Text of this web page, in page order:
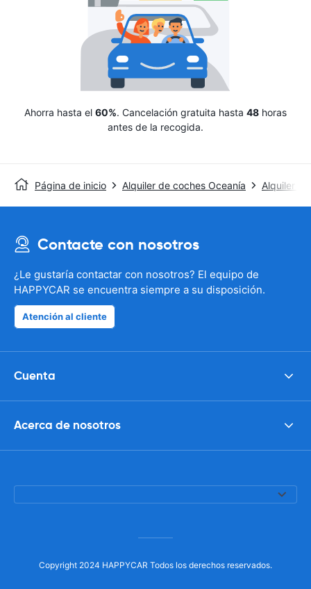
Ahorra hasta el 60%. Cancelación gratuita hasta 48 horas
antes de la recogida.
Página de inicio Alquiler de coches Oceanía Alquiler
Contacte con nosotros
¿Le gustaría contactar con nosotros? El equipo de
HAPPYCAR se encuentra siempre a su disposición.
Atención al cliente
Cuenta
Acerca de nosotros
Copyright 2024 HAPPYCAR Todos los derechos reservados.